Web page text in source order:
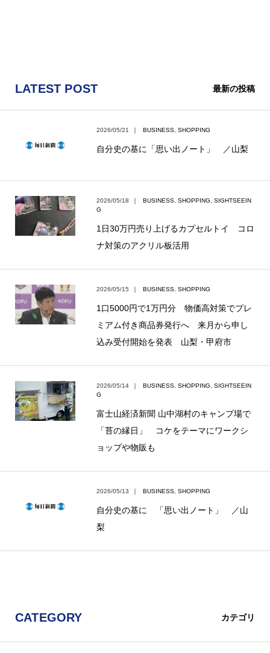
LATEST POST 最新の投稿
2026/05/21 ｜ BUSINESS SHOPPING
自分史の基に「思い出ノート」 ／山梨
2026/05/18 ｜ BUSINESS SHOPPING
SIGHTSEEIN
G
1日30万円売り上げるカプセルトイ コロ
ナ対策のアクリル板活用
2026/05/15 ｜ BUSINESS SHOPPING
1口5000円で1万円分 物価高対策でプレ
ミアム付き商品券発行へ 来月から申し
込み受付開始を発表 山梨・甲府市
2026/05/14 ｜ BUSINESS SHOPPING
SIGHTSEEIN
G
富士山経済新聞 山中湖村のキャンプ場で
「苔の縁日」 コケをテーマにワークシ
ョップや物販も
2026/05/13 ｜ BUSINESS SHOPPING
自分史の基に 「思い出ノート」 ／山
梨
CATEGORY カテゴリ